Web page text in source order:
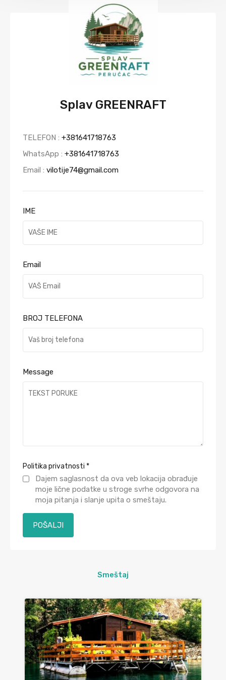
Splav GREENRAFT
TELEFON : +381641718763
WhatsApp : +381641718763
Email : vilotije74@gmail.com
IME
Email
BROJ TELEFONA
Message
Politika privatnosti *
Dajem saglasnost da ova veb lokacija obrađuje
moje lične podatke u stroge svrhe odgovora na
moja pitanja i slanje upita o smeštaju.
Smeštaj